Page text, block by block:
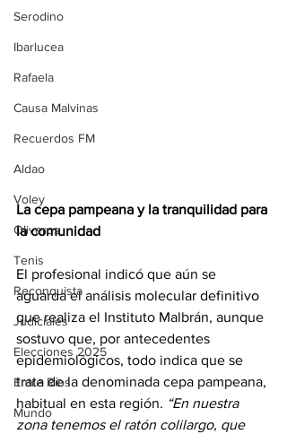
Serodino
Ibarlucea
Rafaela
Causa Malvinas
Recuerdos FM
Aldao
Voley
Oliveros
Tenis
Reconquista
Judiciales
Elecciones 2025
Entre Ríos
Mundo
La cepa pampeana y la tranquilidad para
la comunidad
El profesional indicó que aún se
aguarda el análisis molecular definitivo
que realiza el Instituto Malbrán, aunque
sostuvo que, por antecedentes
epidemiológicos, todo indica que se
trata de la denominada cepa pampeana,
habitual en esta región. “En nuestra
zona tenemos el ratón colilargo, que